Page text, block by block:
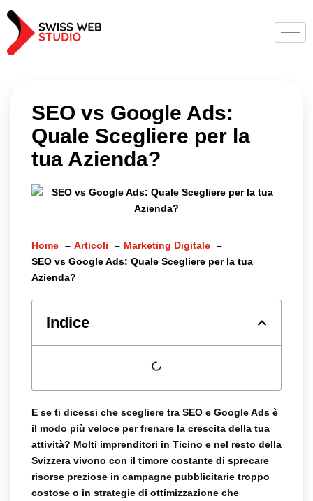
SEO vs Google Ads:
Quale Scegliere per la
tua Azienda?
Home Articoli
Marketing Digitale
SEO vs Google Ads: Quale Scegliere per la tua
Azienda?
Indice
E se ti dicessi che scegliere tra SEO e Google Ads è
il modo più veloce per frenare la crescita della tua
attività? Molti imprenditori in Ticino e nel resto della
Svizzera vivono con il timore costante di sprecare
risorse preziose in campagne pubblicitarie troppo
costose o in strategie di ottimizzazione che